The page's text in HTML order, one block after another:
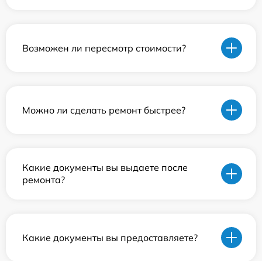
Возможен ли пересмотр стоимости?
Можно ли сделать ремонт быстрее?
Какие документы вы выдаете после
ремонта?
Какие документы вы предоставляете?